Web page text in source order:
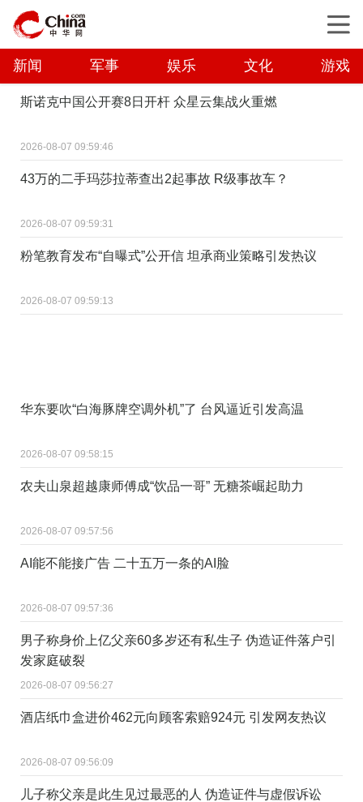
新闻 军事 娱乐 文化 游戏
斯诺克中国公开赛8日开杆 众星云集战火重燃
2026-08-07 09:59:46
43万的二手玛莎拉蒂查出2起事故 R级事故车？
2026-08-07 09:59:31
粉笔教育发布“自曝式”公开信 坦承商业策略引发热议
2026-08-07 09:59:13
华东要吹“白海豚牌空调外机”了 台风逼近引发高温
2026-08-07 09:58:15
农夫山泉超越康师傅成“饮品一哥” 无糖茶崛起助力
2026-08-07 09:57:56
AI能不能接广告 二十五万一条的AI脸
2026-08-07 09:57:36
男子称身价上亿父亲60多岁还有私生子 伪造证件落户引
发家庭破裂
2026-08-07 09:56:27
酒店纸巾盒进价462元向顾客索赔924元 引发网友热议
2026-08-07 09:56:09
儿子称父亲是此生见过最恶的人 伪造证件与虚假诉讼